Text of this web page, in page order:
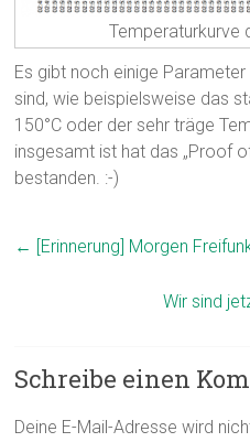
Temperaturkurve
Es gibt noch einige
sind, wie beispielsweise das
150°C oder der sehr träge
insgesamt ist hat das „Proof
bestanden. :-)
← [Erinnerung] Morgen
Wir sind
Schreibe einen
Deine E-Mail-Adresse wird